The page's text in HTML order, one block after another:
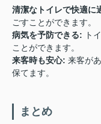
清潔なトイレで快適に
ごすことができます。
病気を予防できる: ト
ことができます。
来客時も安心: 来客が
保てます。
まとめ